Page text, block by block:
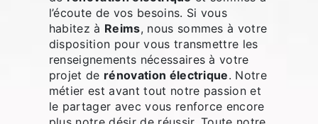
l’écoute de vos besoins. Si vous
habitez à Reims, nous sommes à votre
disposition pour vous transmettre les
renseignements nécessaires à votre
projet de rénovation électrique. Notre
métier est avant tout notre passion et
le partager avec vous renforce encore